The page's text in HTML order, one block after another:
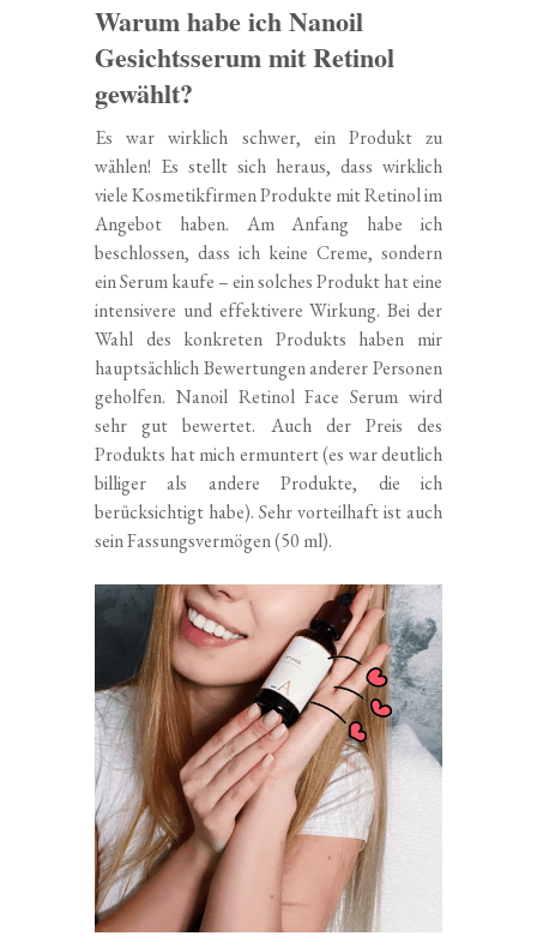
Warum habe ich Nanoil
Gesichtsserum mit Retinol
gewählt?
Es war wirklich schwer, ein Produkt zu
wählen! Es stellt sich heraus, dass wirklich
viele Kosmetikfirmen Produkte mit Retinol im
Angebot haben. Am Anfang habe ich
beschlossen, dass ich keine Creme, sondern
ein Serum kaufe – ein solches Produkt hat eine
intensivere und effektivere Wirkung. Bei der
Wahl des konkreten Produkts haben mir
hauptsächlich Bewertungen anderer Personen
geholfen. Nanoil Retinol Face Serum wird
sehr gut bewertet. Auch der Preis des
Produkts hat mich ermuntert (es war deutlich
billiger als andere Produkte, die ich
berücksichtigt habe). Sehr vorteilhaft ist auch
sein Fassungsvermögen (50 ml).